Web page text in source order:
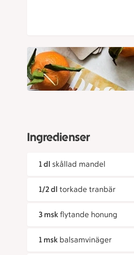
Ingredienser
1 dl skållad mandel
1/2 dl torkade tranbär
3 msk flytande honung
1 msk balsamvinäger